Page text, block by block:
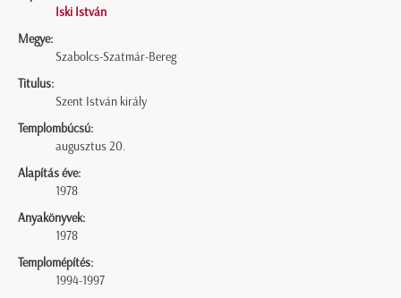
Iski István
Megye:
Szabolcs-Szatmár-Bereg
Titulus:
Szent István király
Templombúcsú:
augusztus 20.
Alapítás éve:
1978
Anyakönyvek:
1978
Templomépítés:
1994-1997